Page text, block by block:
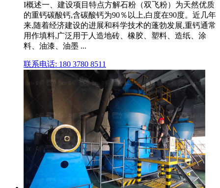
I概述一、建设项目特点方解石粉（双飞粉）为天然优质
的重钙碳酸钙,含碳酸钙为90％以上,白度在90度。近几年
来,随着经济建设的进展和科学技术的蓬勃发展,重钙通常
用作填料,广泛用于人造地砖、橡胶、塑料、造纸、涂
料、油漆、油墨 ...
联系电话: 180 3780 8511